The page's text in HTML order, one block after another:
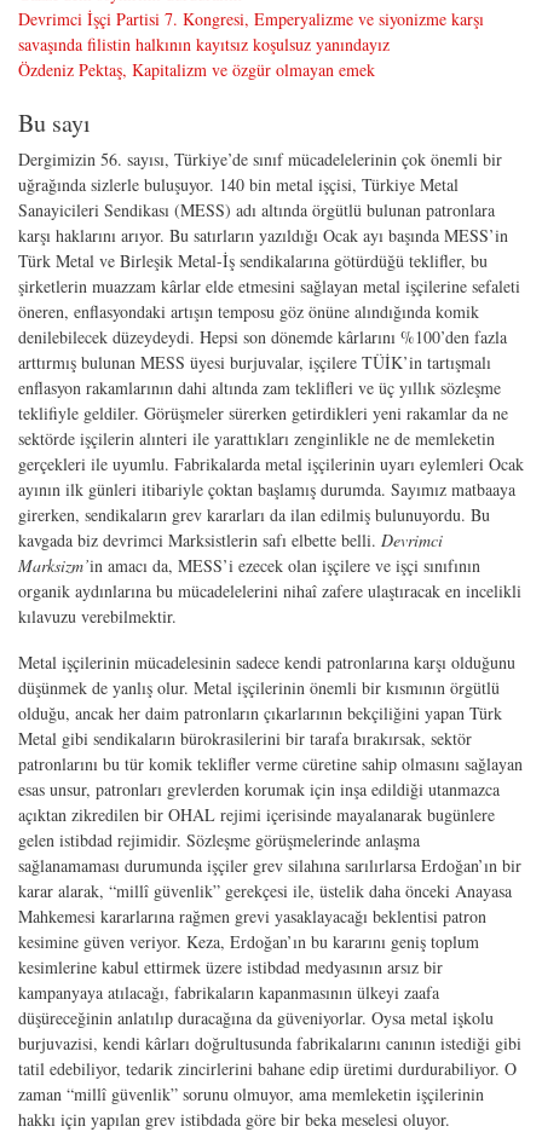
Devrimci İşçi Partisi 7. Kongresi, Emperyalizme ve siyonizme karşı
savaşında filistin halkının kayıtsız koşulsuz yanındayız
Özdeniz Pektaş, Kapitalizm ve özgür olmayan emek
Bu sayı
Dergimizin 56. sayısı, Türkiye’de sınıf mücadelelerinin çok önemli bir
uğrağında sizlerle buluşuyor. 140 bin metal işçisi, Türkiye Metal
Sanayicileri Sendikası (MESS) adı altında örgütlü bulunan patronlara
karşı haklarını arıyor. Bu satırların yazıldığı Ocak ayı başında MESS’in
Türk Metal ve Birleşik Metal-İş sendikalarına götürdüğü teklifler, bu
şirketlerin muazzam kârlar elde etmesini sağlayan metal işçilerine sefaleti
öneren, enflasyondaki artışın temposu göz önüne alındığında komik
denilebilecek düzeydeydi. Hepsi son dönemde kârlarını %100’den fazla
arttırmış bulunan MESS üyesi burjuvalar, işçilere TÜİK’in tartışmalı
enflasyon rakamlarının dahi altında zam teklifleri ve üç yıllık sözleşme
teklifiyle geldiler. Görüşmeler sürerken getirdikleri yeni rakamlar da ne
sektörde işçilerin alınteri ile yarattıkları zenginlikle ne de memleketin
gerçekleri ile uyumlu. Fabrikalarda metal işçilerinin uyarı eylemleri Ocak
ayının ilk günleri itibariyle çoktan başlamış durumda. Sayımız matbaaya
girerken, sendikaların grev kararları da ilan edilmiş bulunuyordu. Bu
kavgada biz devrimci Marksistlerin safı elbette belli. Devrimci
Marksizm’in amacı da, MESS’i ezecek olan işçilere ve işçi sınıfının
organik aydınlarına bu mücadelelerini nihaî zafere ulaştıracak en incelikli
kılavuzu verebilmektir.
Metal işçilerinin mücadelesinin sadece kendi patronlarına karşı olduğunu
düşünmek de yanlış olur. Metal işçilerinin önemli bir kısmının örgütlü
olduğu, ancak her daim patronların çıkarlarının bekçiliğini yapan Türk
Metal gibi sendikaların bürokrasilerini bir tarafa bırakırsak, sektör
patronlarını bu tür komik teklifler verme cüretine sahip olmasını sağlayan
esas unsur, patronları grevlerden korumak için inşa edildiği utanmazca
açıktan zikredilen bir OHAL rejimi içerisinde mayalanarak bugünlere
gelen istibdad rejimidir. Sözleşme görüşmelerinde anlaşma
sağlanamaması durumunda işçiler grev silahına sarılırlarsa Erdoğan’ın bir
karar alarak, “millî güvenlik” gerekçesi ile, üstelik daha önceki Anayasa
Mahkemesi kararlarına rağmen grevi yasaklayacağı beklentisi patron
kesimine güven veriyor. Keza, Erdoğan’ın bu kararını geniş toplum
kesimlerine kabul ettirmek üzere istibdad medyasının arsız bir
kampanyaya atılacağı, fabrikaların kapanmasının ülkeyi zaafa
düşüreceğinin anlatılıp duracağına da güveniyorlar. Oysa metal işkolu
burjuvazisi, kendi kârları doğrultusunda fabrikalarını canının istediği gibi
tatil edebiliyor, tedarik zincirlerini bahane edip üretimi durdurabiliyor. O
zaman “millî güvenlik” sorunu olmuyor, ama memleketin işçilerinin
hakkı için yapılan grev istibdada göre bir beka meselesi oluyor.